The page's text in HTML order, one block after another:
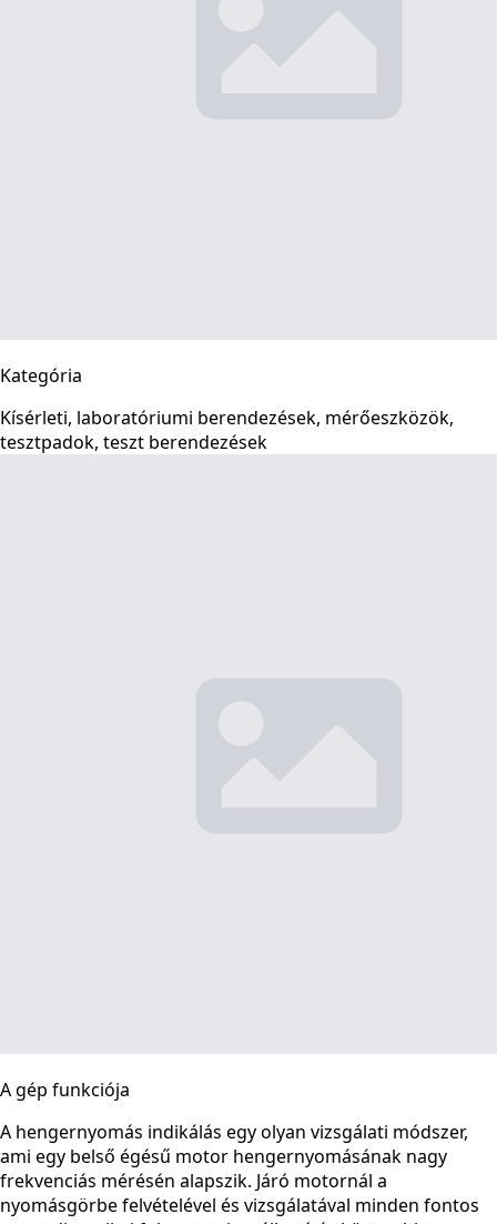
Kategória
Kísérleti, laboratóriumi berendezések, mérőeszközök,
tesztpadok, teszt berendezések
A gép funkciója
A hengernyomás indikálás egy olyan vizsgálati módszer,
ami egy belső égésű motor hengernyomásának nagy
frekvenciás mérésén alapszik. Járó motornál a
nyomásgörbe felvételével és vizsgálatával minden fontos